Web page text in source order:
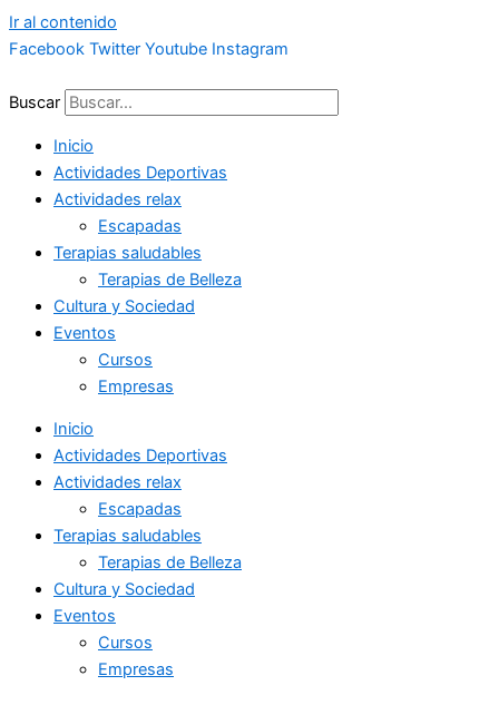
Ir al contenido
Facebook Twitter Youtube Instagram
Buscar
Inicio
Actividades Deportivas
Actividades relax
Escapadas
Terapias saludables
Terapias de Belleza
Cultura y Sociedad
Eventos
Cursos
Empresas
Inicio
Actividades Deportivas
Actividades relax
Escapadas
Terapias saludables
Terapias de Belleza
Cultura y Sociedad
Eventos
Cursos
Empresas